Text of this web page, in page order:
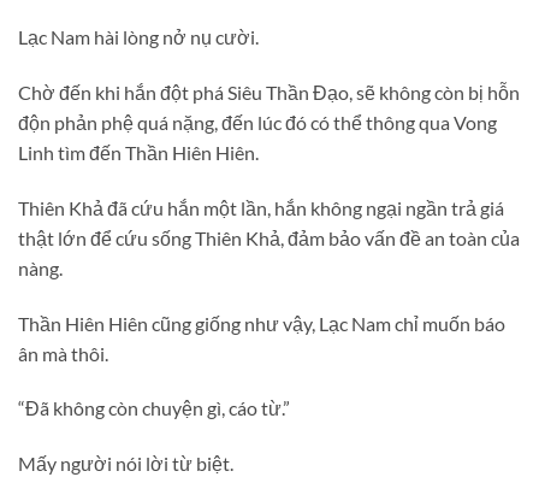
Lạc Nam hài lòng nở nụ cười.
Chờ đến khi hắn đột phá Siêu Thần Đạo, sẽ không còn bị hỗn
độn phản phệ quá nặng, đến lúc đó có thể thông qua Vong
Linh tìm đến Thần Hiên Hiên.
Thiên Khả đã cứu hắn một lần, hắn không ngại ngần trả giá
thật lớn để cứu sống Thiên Khả, đảm bảo vấn đề an toàn của
nàng.
Thần Hiên Hiên cũng giống như vậy, Lạc Nam chỉ muốn báo
ân mà thôi.
“Đã không còn chuyện gì, cáo từ.”
Mấy người nói lời từ biệt.